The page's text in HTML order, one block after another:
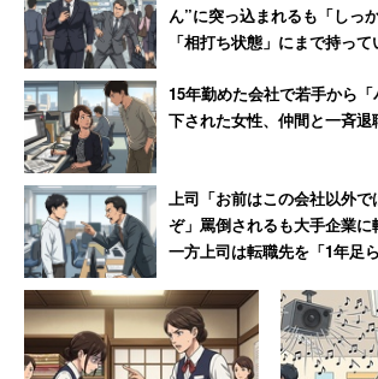
ん”に突っ込まれるも「しっ
「相打ち状態」にまで持って
15年勤めた会社で若手から
下された女性、仲間と一斉退
上司「お前はこの会社以外
ぞ」罵倒されるも大手企業
一方上司は転職先を「1年足